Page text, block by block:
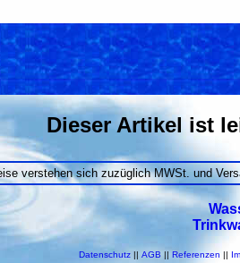
Dieser Artikel ist
verstehen sich zuzüglich MWSt. und
Datenschutz|| AGB || Referenzen ||